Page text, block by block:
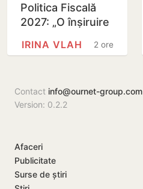
Politica Fiscală
2027: „O înșiruire
realizată pe
2 ore
IRINA VLAH
Contact info@ournet-group.com
Version: 0.2.2
Afaceri
Publicitate
Surse de știri